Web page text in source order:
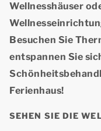
Wellnesshäuser
Besuchen Sie
entspannen Sie
Ferienhaus!
SEHEN SIE DIE